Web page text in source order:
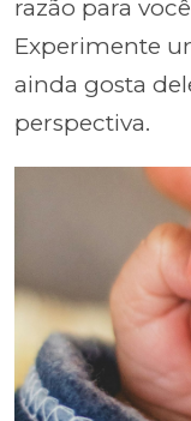
razão para
Experimente
ainda gosta
perspectiva.